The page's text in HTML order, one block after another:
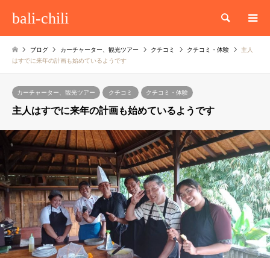
bali-chili 検索
ブログ カーチャーター、観光ツアー クチコミ クチコミ・体験
主人
はすでに来年の計画も始めているようです
カーチャーター、観光ツアー クチコミ クチコミ・体験
主人はすでに来年の計画も始めているようです